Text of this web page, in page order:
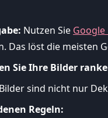
Nutzen Sie Google
Das löst die meisten
Sie Ihre Bilder
Bilder sind nicht nur
Regeln: